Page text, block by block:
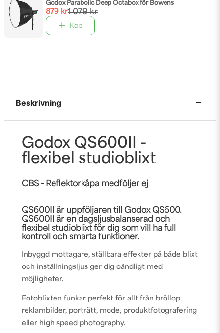
Godox Parabolic Deep Octabox för Bowens
1 079 kr
879 kr
Köp
Beskrivning
Godox QS600II -
flexibel studioblixt
OBS - Reflektorkåpa medföljer ej
QS600II är uppföljaren till Godox QS600.
QS600II är en dagsljusbalanserad och
flexibel studioblixt för dig som vill ha full
kontroll och smarta funktioner.
Inbyggd mottagare, ställbara effekter på både blixt
och inställningsljus ger dig oändligt med
möjligheter.
Fotoblixten funkar perfekt för allt från bröllop,
reklambilder, porträtt, mode, produktfotografering
eller high speed photography.